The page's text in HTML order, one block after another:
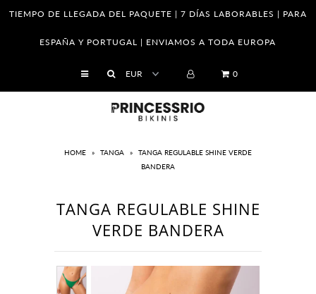
TIEMPO DE LLEGADA DEL PAQUETE | 7 DÍAS LABORABLES | PARA
ESPAÑA Y PORTUGAL | ENVIAMOS A TODA EUROPA
0
HOME » TANGA »
TANGA REGULABLE SHINE VERDE
BANDERA
TANGA REGULABLE SHINE
VERDE BANDERA
Empresa
El cuidado de sus piezas
Cambios y Devoluciones
Política de Privacidad